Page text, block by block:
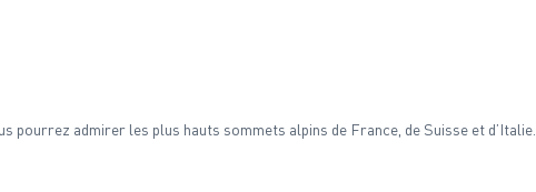
pourrez admirer les plus hauts sommets alpins de France, de Suisse et d’Italie.